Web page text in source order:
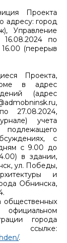
Проекта
адресу: город
Управление
16.08.2024 по
(перерыв
Проекта,
в адрес
(адрес
27.08.2024,
учета
с
с 9.00 до
в здании,
ул. Победы,
и
Обнинска,
общественных
города
.